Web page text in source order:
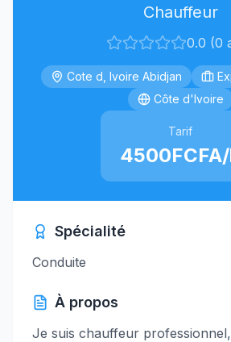
Chauffeur
0.0 (0
Cote d, Ivoire Abidjan
Côte d'Ivoire
Tarif
Spécialité
Conduite
À propos
Je suis chauffeur